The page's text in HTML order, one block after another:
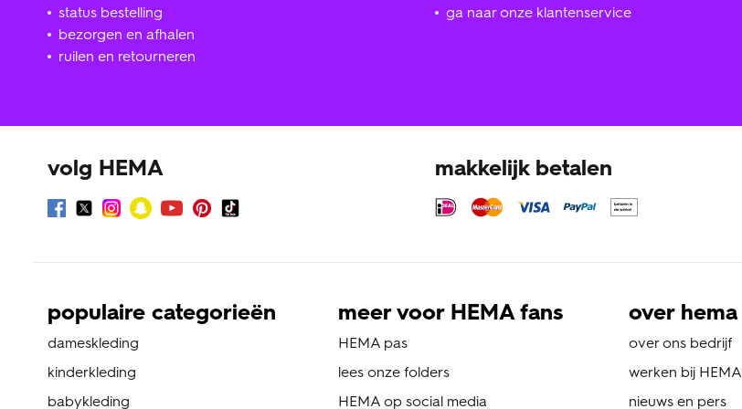
status bestelling
bezorgen en afhalen
ruilen en retourneren
ga naar onze klantenservice
volg HEMA makkelijk betalen
populaire categorieën
dameskleding
kinderkleding
babykleding
meer voor HEMA fans
HEMA pas
lees onze folders
HEMA op social media
over hema
over ons bedrijf
werken bij HEMA
nieuws en pers